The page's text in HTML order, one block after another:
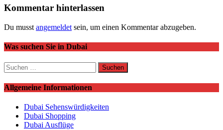
Kommentar hinterlassen
Du musst angemeldet sein, um einen Kommentar abzugeben.
Was suchen Sie in Dubai
Suchen
nach:
Allgemeine Informationen
Dubai Sehenswürdigkeiten
Dubai Shopping
Dubai Ausflüge